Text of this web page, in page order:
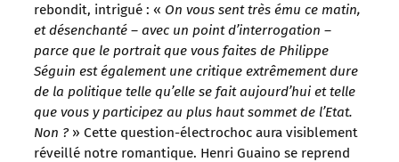
rebondit, intrigué : « On vous sent très ému ce matin,
et désenchanté – avec un point d’interrogation –
parce que le portrait que vous faites de Philippe
Séguin est également une critique extrêmement dure
de la politique telle qu’elle se fait aujourd’hui et telle
que vous y participez au plus haut sommet de l’Etat.
Non ? » Cette question-électrochoc aura visiblement
réveillé notre romantique. Henri Guaino se reprend